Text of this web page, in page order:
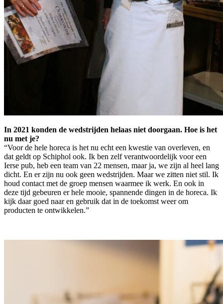
In 2021 konden de wedstrijden helaas niet doorgaan. Hoe is het
nu met je?
“Voor de hele horeca is het nu echt een kwestie van overleven, en
dat geldt op Schiphol ook. Ik ben zelf verantwoordelijk voor een
Ierse pub, heb een team van 22 mensen, maar ja, we zijn al heel lang
dicht. En er zijn nu ook geen wedstrijden. Maar we zitten niet stil. Ik
houd contact met de groep mensen waarmee ik werk. En ook in
deze tijd gebeuren er hele mooie, spannende dingen in de horeca. Ik
kijk daar goed naar en gebruik dat in de toekomst weer om
producten te ontwikkelen.”